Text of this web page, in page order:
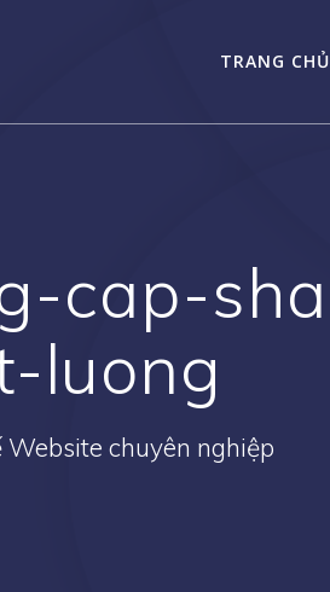
TRANG CHỦ
cap-
luong
Website chuyên nghiệp